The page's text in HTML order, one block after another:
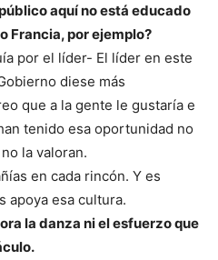
aquí no está educado
Francia, por ejemplo?
por el líder- El líder en este
diese más
que a la gente le gustaría e
tenido esa oportunidad no
la valoran.
en cada rincón. Y es
apoya esa cultura.
la danza ni el esfuerzo que